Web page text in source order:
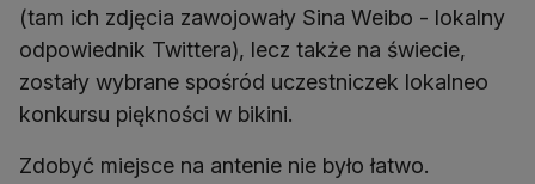
(tam ich zdjęcia zawojowały Sina Weibo - lokalny
odpowiednik Twittera), lecz także na świecie,
zostały wybrane spośród uczestniczek lokalneo
konkursu piękności w bikini.
Zdobyć miejsce na antenie nie było łatwo.